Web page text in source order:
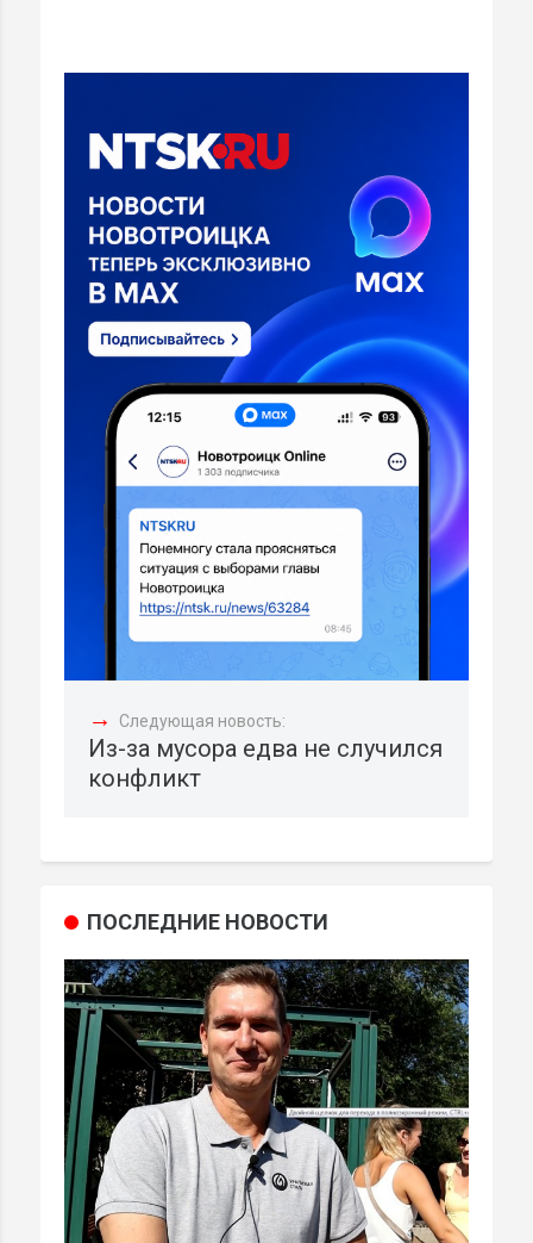
→ Следующая новость:
Из-за мусора едва не случился
конфликт
ПОСЛЕДНИЕ НОВОСТИ